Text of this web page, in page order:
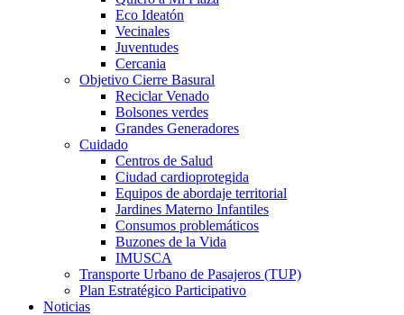
Eco Ideatón
Vecinales
Juventudes
Cercania
Objetivo Cierre Basural
Reciclar Venado
Bolsones verdes
Grandes Generadores
Cuidado
Centros de Salud
Ciudad cardioprotegida
Equipos de abordaje territorial
Jardines Materno Infantiles
Consumos problemáticos
Buzones de la Vida
IMUSCA
Transporte Urbano de Pasajeros (TUP)
Plan Estratégico Participativo
Noticias